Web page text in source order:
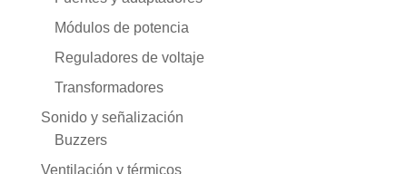
Módulos de potencia
Reguladores de voltaje
Transformadores
Sonido y señalización
Buzzers
Ventilación y térmicos